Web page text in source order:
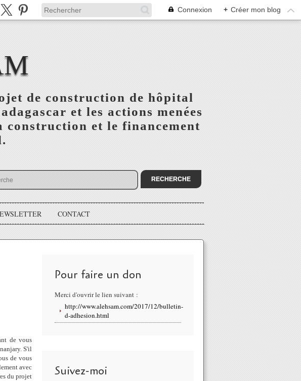
Connexion + Créer mon blog
de construction de hôpital
et les actions menées
et le financement
CONTACT
de vous
S'il
de vous
avec
du projet
Pour faire un don
Merci d'ouvrir le lien suivant :
http://www.alehsam.com/2017/12/bulletin-
d-adhesion.html
Suivez-moi